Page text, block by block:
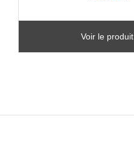
Voir le produit